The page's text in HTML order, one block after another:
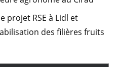
projet RSE à Lidl et
des filières fruits